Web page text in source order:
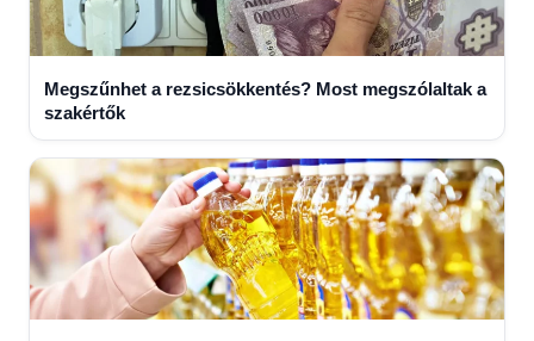
Megszűnhet a rezsicsökkentés? Most megszólaltak a
szakértők